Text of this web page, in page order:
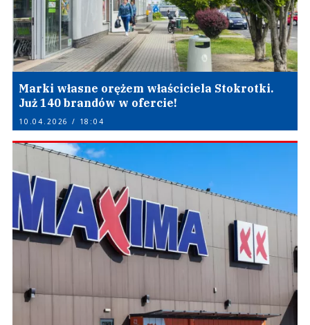
Marki własne orężem właściciela Stokrotki.
Już 140 brandów w ofercie!
10.04.2026 / 18:04